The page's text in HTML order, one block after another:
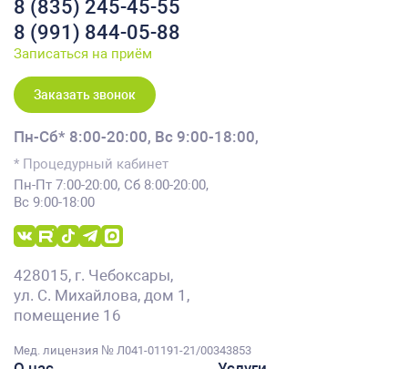
8 (835) 245-45-55
8 (991) 844-05-88
Записаться на приём
Заказать звонок
Пн-Сб* 8:00-20:00, Вс 9:00-18:00,
* Процедурный кабинет
Пн-Пт 7:00-20:00, Сб 8:00-20:00,
Вс 9:00-18:00
428015, г. Чебоксары,
ул. С. Михайлова, дом 1,
помещение 16
Мед. лицензия № Л041-01191-21/00343853